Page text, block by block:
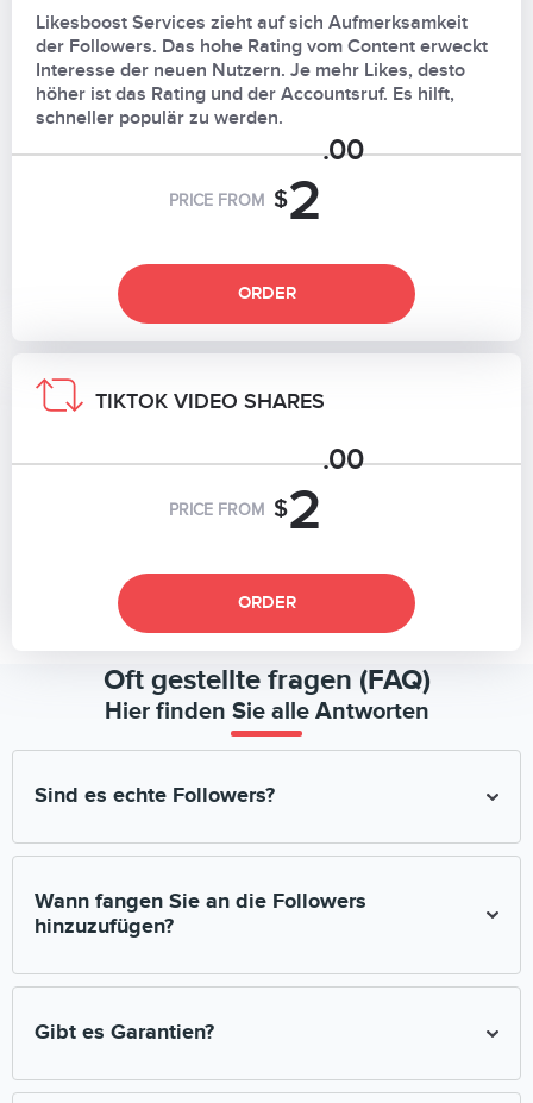
Likesboost Services zieht auf sich Aufmerksamkeit
der Followers. Das hohe Rating vom Content erweckt
Interesse der neuen Nutzern. Je mehr Likes, desto
höher ist das Rating und der Accountsruf. Es hilft,
schneller populär zu werden.
PRICE FROM $2
.00
ORDER
TIKTOK VIDEO SHARES
PRICE FROM $2
.00
ORDER
Oft gestellte fragen (FAQ)
Hier finden Sie alle Antworten
Sind es echte Followers?
Wir ziehen nur echte und qualitativ hochwertige Abonnenten
Wann fangen Sie an die Followers
hinzuzufügen?
Es hängt alles von der Belastung ab. Eventuell wird Ihre
Likes auf innerhalb von 10 Minuten ausgeführt werden. Es
Gibt es Garantien?
Alle Zahlungen werden über das SafeCharge System